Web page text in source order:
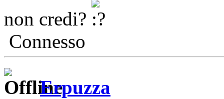
non credi?
Connesso
Erpuzza